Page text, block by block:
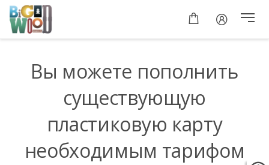
Вы можете пополнить
существующую
пластиковую карту
необходимым тарифом